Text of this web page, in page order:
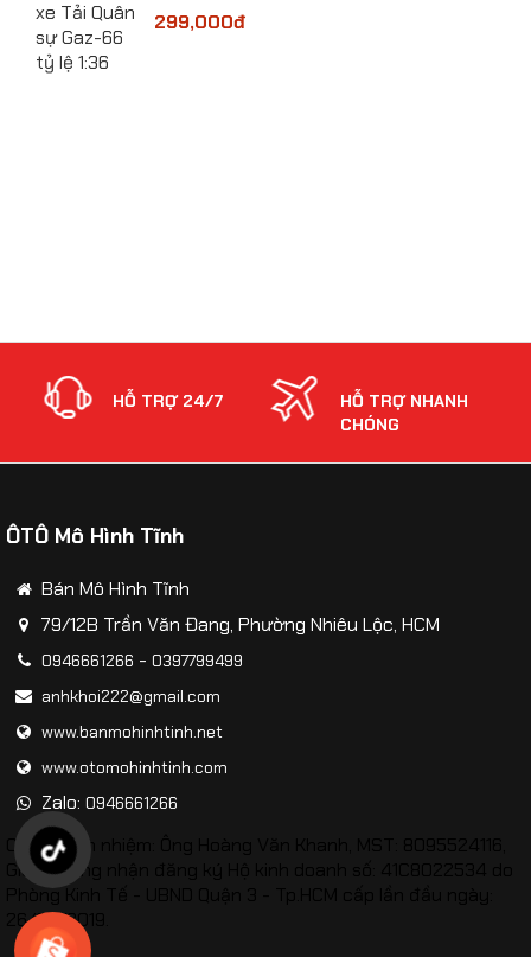
Mô hình xe Bugatti Altlantic Concept tỷ lệ 1:32
299,000đ
HỖ TRỢ 24/7
HỖ TRỢ NHANH
CHÓNG
ÔTÔ Mô Hình Tĩnh
Bán Mô Hình Tĩnh
79/12B Trần Văn Đang, Phường Nhiêu Lộc, HCM
0946661266 - 0397799499
anhkhoi222@gmail.com
www.banmohinhtinh.net
www.otomohinhtinh.com
Zalo: 0946661266
Chịu trách nhiệm: Ông Hoàng Văn Khanh, MST: 8095524116,
Giấy chứng nhận đăng ký Hộ kinh doanh số: 41C8022534 do
Phòng Kinh Tế - UBND Quận 3 - Tp.HCM cấp lần đầu ngày:
26/02/2019.